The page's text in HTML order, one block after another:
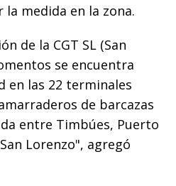
medida en la zona.
de la CGT SL (San
se encuentra
en las 22 terminales
de barcazas
entre Timbúes, Puerto
Lorenzo", agregó